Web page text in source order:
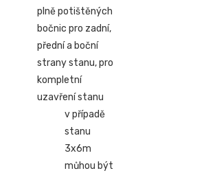
plně potištěných
bočnic pro zadní,
přední a boční
strany stanu, pro
kompletní
uzavření stanu
v případě
stanu
3x6m
můhou být